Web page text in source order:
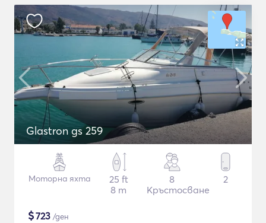
Glastron gs 259
Моторна яхта
25 ft
8 m
8
Кръстосване
2
$723 /ден